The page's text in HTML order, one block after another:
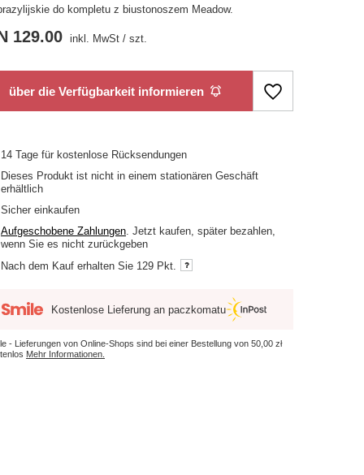
do kompletu z biustonoszem Meadow.
129.00 inkl. MwSt /szt.
über die Verfügbarkeit informieren
14 Tage für kostenlose Rücksendungen
Dieses Produkt ist nicht in einem stationären Geschäft
erhältlich
Sicher einkaufen
Aufgeschobene Zahlungen. Jetzt kaufen, später bezahlen,
wenn Sie es nicht zurückgeben
Nach dem Kauf erhalten Sie 129 Pkt.
Kostenlose Lieferung an paczkomatu
- Lieferungen von Online-Shops sind bei einer Bestellung von50,00 zł
Mehr Informationen.